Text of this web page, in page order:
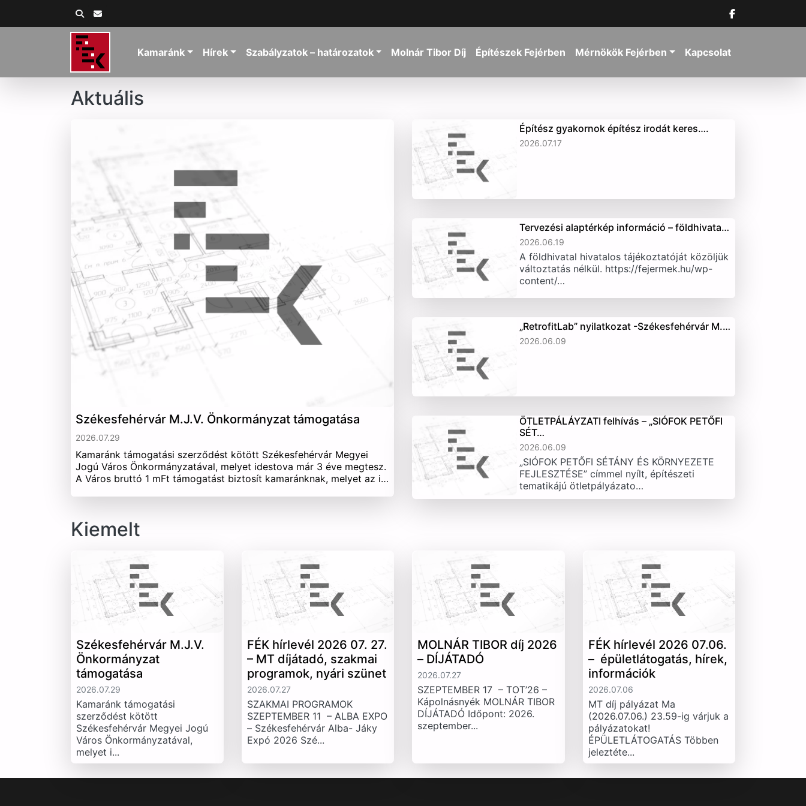
Kamaránk Hírek Szabályzatok – határozatok Molnár Tibor Díj Építészek Fejérben Mérnökök Fejérben Kapcsolat
Aktuális
Székesfehérvár M.J.V. Önkormányzat támogatása
2026.07.29
Kamaránk támogatási szerződést kötött Székesfehérvár Megyei
Jogú Város Önkormányzatával, melyet idestova már 3 éve megtesz.
A Város bruttó 1 mFt támogatást biztosít kamaránknak, melyet az i…
Építész gyakornok építész irodát keres….
2026.07.17
Tervezési alaptérkép információ – földhivata…
2026.06.19
A földhivatal hivatalos tájékoztatóját közöljük
változtatás nélkül. https://fejermek.hu/wp-
content/…
„RetrofitLab” nyilatkozat -Székesfehérvár M.…
2026.06.09
ÖTLETPÁLÁYZATI felhívás – „SIÓFOK PETŐFI
SÉT…
2026.06.09
„SIÓFOK PETŐFI SÉTÁNY ÉS KÖRNYEZETE
FEJLESZTÉSE” címmel nyílt, építészeti
tematikájú ötletpályázato…
Kiemelt
Székesfehérvár M.J.V.
Önkormányzat
támogatása
2026.07.29
Kamaránk támogatási
szerződést kötött
Székesfehérvár Megyei Jogú
Város Önkormányzatával,
melyet i...
FÉK hírlevél 2026 07. 27.
– MT díjátadó, szakmai
programok, nyári szünet
2026.07.27
SZAKMAI PROGRAMOK
SZEPTEMBER 11 – ALBA EXPO
– Székesfehérvár Alba- Jáky
Expó 2026 Szé...
MOLNÁR TIBOR díj 2026
– DÍJÁTADÓ
2026.07.27
SZEPTEMBER 17 – TOT’26 –
Kápolnásnyék MOLNÁR TIBOR
DÍJÁTADÓ Időpont: 2026.
szeptember...
FÉK hírlevél 2026 07.06.
– épületlátogatás, hírek,
információk
2026.07.06
MT díj pályázat Ma
(2026.07.06.) 23.59-ig várjuk a
pályázatokat!
ÉPÜLETLÁTOGATÁS Többen
jeleztéte...